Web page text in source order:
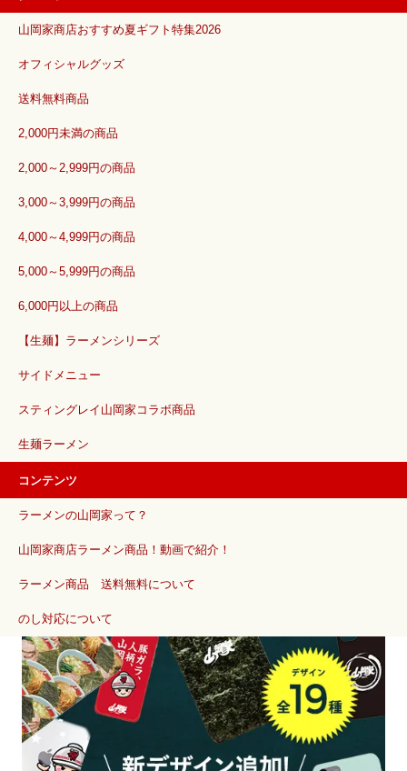
山岡家商店おすすめ夏ギフト特集2026
オフィシャルグッズ
送料無料商品
2,000円未満の商品
2,000～2,999円の商品
3,000～3,999円の商品
4,000～4,999円の商品
5,000～5,999円の商品
6,000円以上の商品
【生麺】ラーメンシリーズ
サイドメニュー
スティングレイ山岡家コラボ商品
生麺ラーメン
コンテンツ
ラーメンの山岡家って？
山岡家商店ラーメン商品！動画で紹介！
ラーメン商品 送料無料について
のし対応について